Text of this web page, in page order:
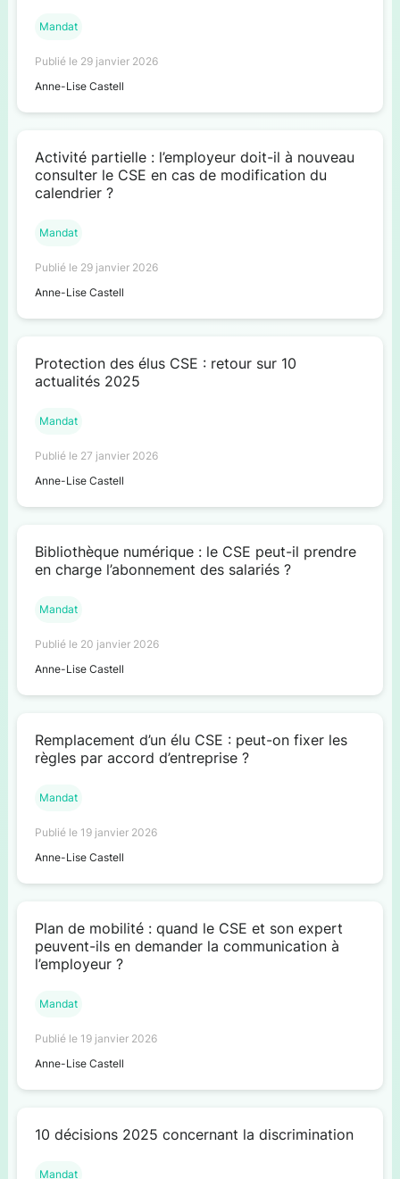
Mandat
Publié le 29 janvier 2026
Anne-Lise Castell
Activité partielle : l’employeur doit-il à nouveau
consulter le CSE en cas de modification du
calendrier ?
Mandat
Publié le 29 janvier 2026
Anne-Lise Castell
Protection des élus CSE : retour sur 10
actualités 2025
Mandat
Publié le 27 janvier 2026
Anne-Lise Castell
Bibliothèque numérique : le CSE peut-il prendre
en charge l’abonnement des salariés ?
Mandat
Publié le 20 janvier 2026
Anne-Lise Castell
Remplacement d’un élu CSE : peut-on fixer les
règles par accord d’entreprise ?
Mandat
Publié le 19 janvier 2026
Anne-Lise Castell
Plan de mobilité : quand le CSE et son expert
peuvent-ils en demander la communication à
l’employeur ?
Mandat
Publié le 19 janvier 2026
Anne-Lise Castell
10 décisions 2025 concernant la discrimination
Mandat